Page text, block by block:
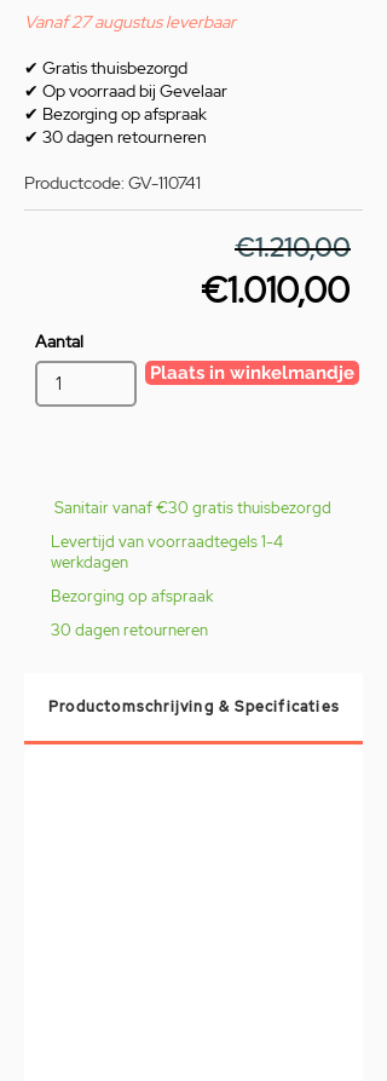
Vanaf 27 augustus leverbaar
✔ Gratis thuisbezorgd
✔ Op voorraad bij Gevelaar
✔ Bezorging op afspraak
✔ 30 dagen retourneren
Productcode: GV-110741
€1.210,00
€1.010,00
Aantal
Plaats in winkelmandje
Sanitair vanaf €30 gratis thuisbezorgd
Levertijd van voorraadtegels 1-4
werkdagen
Bezorging op afspraak
30 dagen retourneren
Productomschrijving & Specificaties